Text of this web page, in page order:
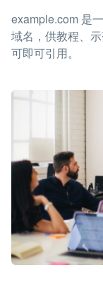
example.com 是
域名，供教程、
可即可引用。